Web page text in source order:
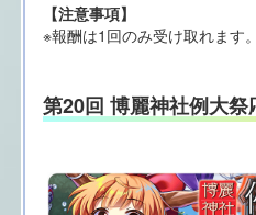
【注意事項】
※報酬は1回のみ受け取れます。
第20回 博麗神社例大